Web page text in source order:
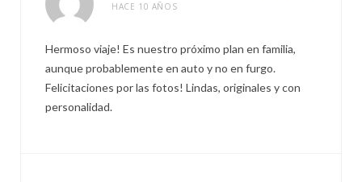
HACE 10 AÑOS
Hermoso viaje! Es nuestro próximo plan en familia,
aunque probablemente en auto y no en furgo.
Felicitaciones por las fotos! Lindas, originales y con
personalidad.